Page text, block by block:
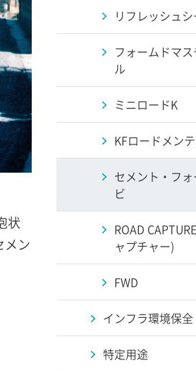
状
メン
リフレッシュ
フォームドマ
ル
ミニロードK
KFロードメン
セメント・フ
ビ
ROAD
ャプチャー)
FWD
インフラ環境保全
特定用途